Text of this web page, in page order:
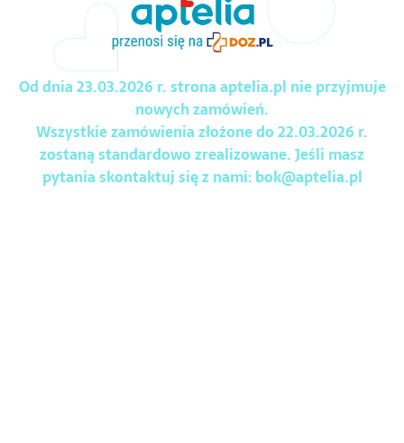
Od dnia 23.03.2026 r. strona aptelia.pl nie przyjmuje
nowych zamówień.
Wszystkie zamówienia złożone do 22.03.2026 r.
zostaną standardowo zrealizowane. Jeśli masz
pytania skontaktuj się z nami:bok@aptelia.pl